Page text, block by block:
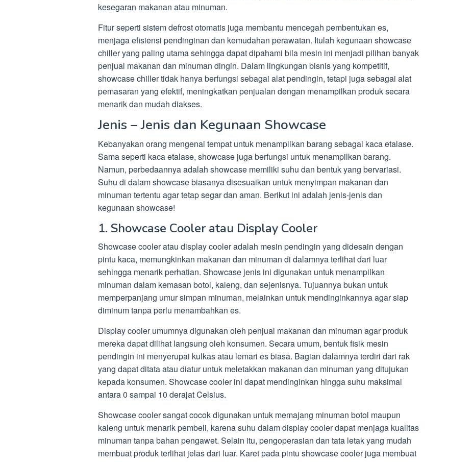
kesegaran makanan atau minuman.
Fitur seperti sistem defrost otomatis juga membantu mencegah pembentukan es,
menjaga efisiensi pendinginan dan kemudahan perawatan. Itulah kegunaan showcase
chiller yang paling utama sehingga dapat dipahami bila mesin ini menjadi pilihan banyak
penjual makanan dan minuman dingin. Dalam lingkungan bisnis yang kompetitif,
showcase chiller tidak hanya berfungsi sebagai alat pendingin, tetapi juga sebagai alat
pemasaran yang efektif, meningkatkan penjualan dengan menampilkan produk secara
menarik dan mudah diakses.
Jenis – Jenis dan Kegunaan Showcase
Kebanyakan orang mengenal tempat untuk menampilkan barang sebagai kaca etalase.
Sama seperti kaca etalase, showcase juga berfungsi untuk menampilkan barang.
Namun, perbedaannya adalah showcase memiliki suhu dan bentuk yang bervariasi.
Suhu di dalam showcase biasanya disesuaikan untuk menyimpan makanan dan
minuman tertentu agar tetap segar dan aman. Berikut ini adalah jenis-jenis dan
kegunaan showcase!
1. Showcase Cooler atau Display Cooler
Showcase cooler atau display cooler adalah mesin pendingin yang didesain dengan
pintu kaca, memungkinkan makanan dan minuman di dalamnya terlihat dari luar
sehingga menarik perhatian. Showcase jenis ini digunakan untuk menampilkan
minuman dalam kemasan botol, kaleng, dan sejenisnya. Tujuannya bukan untuk
memperpanjang umur simpan minuman, melainkan untuk mendinginkannya agar siap
diminum tanpa perlu menambahkan es.
Display cooler umumnya digunakan oleh penjual makanan dan minuman agar produk
mereka dapat dilihat langsung oleh konsumen. Secara umum, bentuk fisik mesin
pendingin ini menyerupai kulkas atau lemari es biasa. Bagian dalamnya terdiri dari rak
yang dapat ditata atau diatur untuk meletakkan makanan dan minuman yang ditujukan
kepada konsumen. Showcase cooler ini dapat mendinginkan hingga suhu maksimal
antara 0 sampai 10 derajat Celsius.
Showcase cooler sangat cocok digunakan untuk memajang minuman botol maupun
kaleng untuk menarik pembeli, karena suhu dalam display cooler dapat menjaga kualitas
minuman tanpa bahan pengawet. Selain itu, pengoperasian dan tata letak yang mudah
membuat produk terlihat jelas dari luar. Karet pada pintu showcase cooler juga membuat